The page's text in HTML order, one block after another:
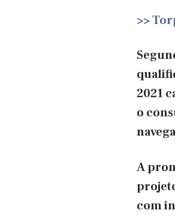
>>
2021
o
A
com